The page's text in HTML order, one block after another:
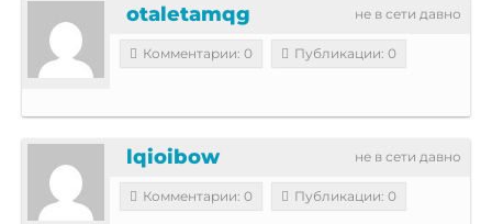
не в сети давно
otaletamqg
Комментарии: 0 Публикации: 0
не в сети давно
lqioibow
Комментарии: 0 Публикации: 0